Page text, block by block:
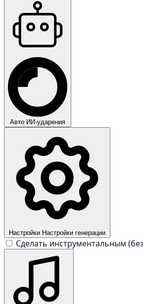
Авто ИИ-ударения
Настройки Настройки генерации
Сделать инструментальным